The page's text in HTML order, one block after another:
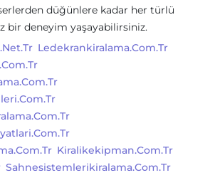
düğünlere kadar her türlü
bir deneyim yaşayabilirsiniz.
Ledekrankiralama.com.tr
Kiralikekipman.com.tr
Sahnesistemlerikiralama.com.tr